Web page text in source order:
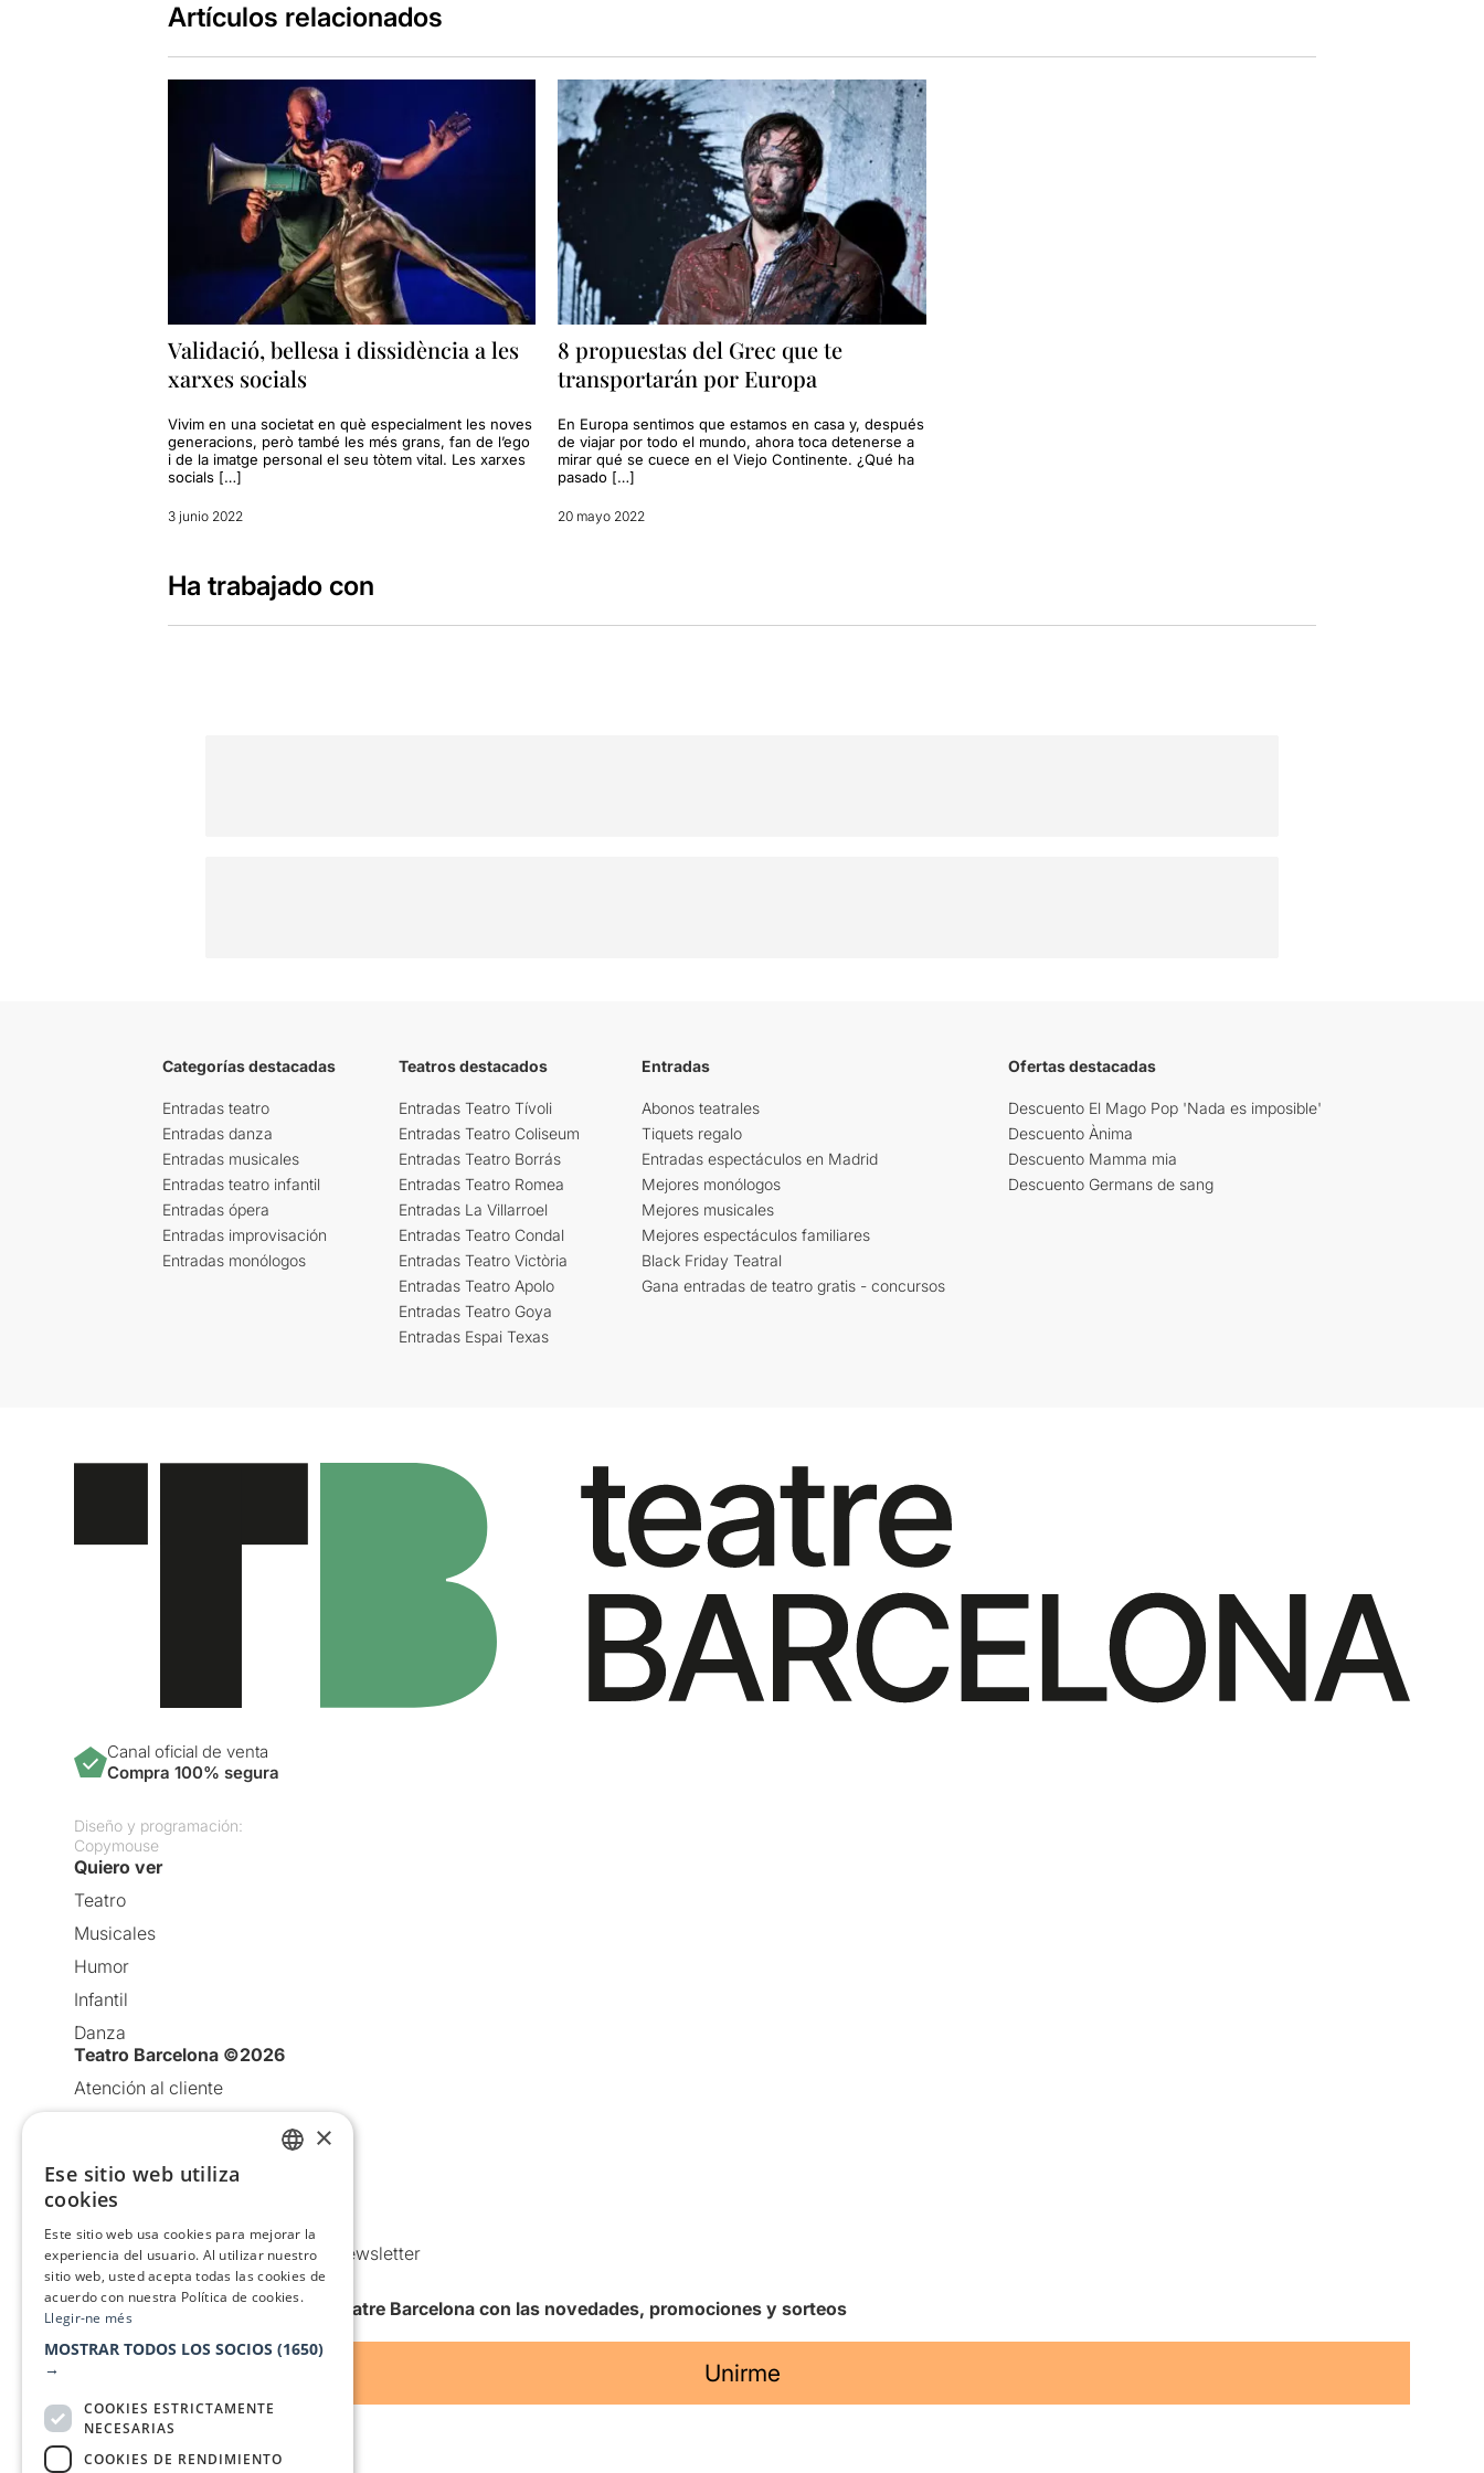
Artículos relacionados
Validació, bellesa i dissidència a les
xarxes socials
Vivim en una societat en què especialment les noves
generacions, però també les més grans, fan de l’ego
i de la imatge personal el seu tòtem vital. Les xarxes
socials […]
3 junio 2022
8 propuestas del Grec que te
transportarán por Europa
En Europa sentimos que estamos en casa y, después
de viajar por todo el mundo, ahora toca detenerse a
mirar qué se cuece en el Viejo Continente. ¿Qué ha
pasado […]
20 mayo 2022
Ha trabajado con
Categorías destacadas
Entradas teatro
Entradas danza
Entradas musicales
Entradas teatro infantil
Entradas ópera
Entradas improvisación
Entradas monólogos
Teatros destacados
Entradas Teatro Tívoli
Entradas Teatro Coliseum
Entradas Teatro Borrás
Entradas Teatro Romea
Entradas La Villarroel
Entradas Teatro Condal
Entradas Teatro Victòria
Entradas Teatro Apolo
Entradas Teatro Goya
Entradas Espai Texas
Entradas
Abonos teatrales
Tiquets regalo
Entradas espectáculos en Madrid
Mejores monólogos
Mejores musicales
Mejores espectáculos familiares
Black Friday Teatral
Gana entradas de teatro gratis - concursos
Ofertas destacadas
Descuento El Mago Pop 'Nada es imposible'
Descuento Ànima
Descuento Mamma mia
Descuento Germans de sang
Canal oficial de venta
Compra 100% segura
Diseño y programación:
Copymouse
Quiero ver
Teatro
Musicales
Humor
Infantil
Danza
Teatro Barcelona ©2026
Atención al cliente
Política de Cookies
Comunicaciones comerciales y Newsletter
Anuncia’t
Quiero recibir la newsletter de Teatre Barcelona con las novedades, promociones y sorteos
Unirme
×
Ese sitio web utiliza
cookies
Este sitio web usa cookies para mejorar la
experiencia del usuario. Al utilizar nuestro
sitio web, usted acepta todas las cookies de
acuerdo con nuestra Política de cookies.
Llegir-ne més
MOSTRAR TODOS LOS SOCIOS (1650)
→
COOKIES ESTRICTAMENTE
NECESARIAS
COOKIES DE RENDIMIENTO